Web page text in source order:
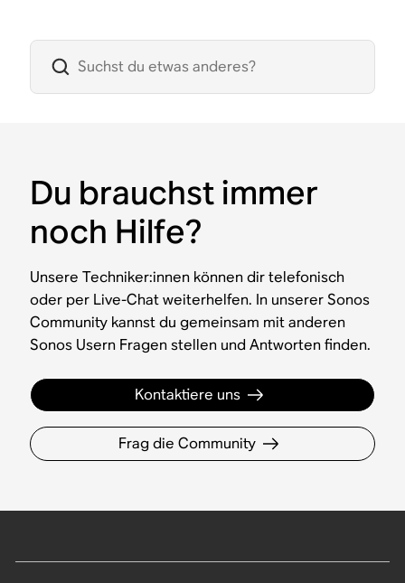
Du brauchst immer
noch Hilfe?
Unsere Techniker:innen können dir telefonisch
oder per Live-Chat weiterhelfen. In unserer Sonos
Community kannst du gemeinsam mit anderen
Sonos Usern Fragen stellen und Antworten finden.
Kontaktiere uns
Frag die Community